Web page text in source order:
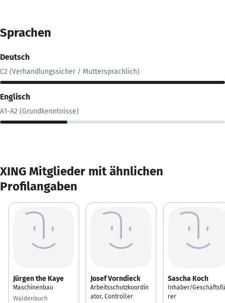
Sprachen
Deutsch
C2 (Verhandlungssicher / Muttersprachlich)
Englisch
A1-A2 (Grundkenntnisse)
XING Mitglieder mit ähnlichen
Profilangaben
Jürgen the Kaye
Maschinenbau
Waldenbuch
Josef Vorndieck
Arbeitsschutzkoordin
ator, Controller
Sascha Koch
Inhaber/
rer